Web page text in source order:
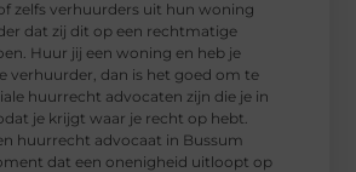
zelfs verhuurders uit hun woning
dat zij dit op een rechtmatige
Huur jij een woning en heb je
verhuurder, dan is het goed om te
huurrecht advocaten zijn die je in
je krijgt waar je recht op hebt.
huurrecht advocaat in Bussum
dat een onenigheid uitloopt op